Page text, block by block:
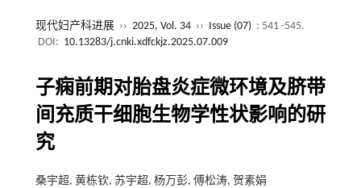
现代妇产科进展 ›› 2025, Vol. 34 ›› Issue (07) : 541 -545.
DOI: 10.13283/j.cnki.xdfckjz.2025.07.009
子痫前期对胎盘炎症微环境及脐带
间充质干细胞生物学性状影响的研
究
桑宇超, 黄栋钦, 苏宇超, 杨万彭, 傅松涛, 贺素娟